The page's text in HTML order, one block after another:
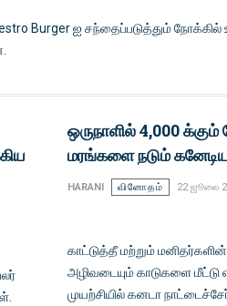
Burger ஐ சந்தைப்படுத்தும்
ஒருநாளில் 4,000 க்கும்
மரங்களை நடும்
HARANI வினோதம் 22 ஜூலை
காட்டுத்தீ மற்றும்
அழிவடையும் காடுகளை மீட்டு
முயற்சியில் கனடா